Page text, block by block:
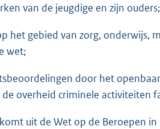
van de jeugdige en zijn ouders;
het gebied van zorg, onderwijs,
wet;
door het
overheid criminele activiteiten
uit de Wet op de Beroepen